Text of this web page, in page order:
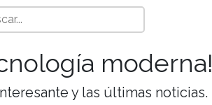
moderna!
y las últimas noticias.